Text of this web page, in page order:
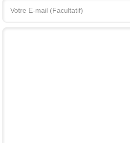
Votre commentaire